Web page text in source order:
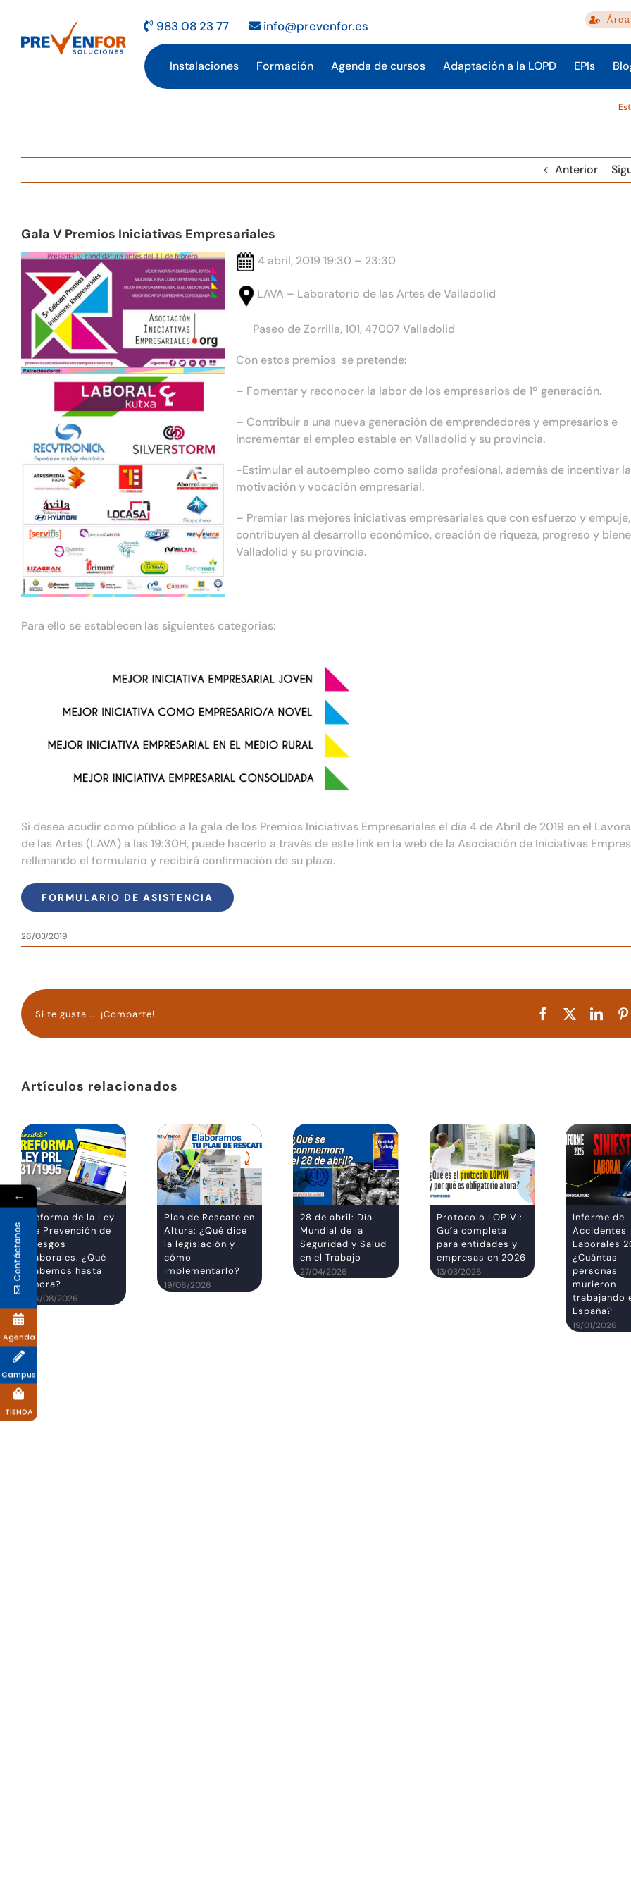
contenido
983 08 23 77 info@prevenfor.es
Instalaciones Formación Agenda de cursos Adaptación a la LOPD EPIs
Anterior
Gala V Premios Iniciativas Empresariales
4 abril, 2019 19:30 – 23:30
LAVA – Laboratorio de las Artes de Valladolid
Paseo de Zorrilla, 101, 47007 Valladolid
Con estos premios se pretende:
– Fomentar y reconocer la labor de los empresarios de 1ª generación.
– Contribuir a una nueva generación de emprendedores y empresarios e
incrementar el empleo estable en Valladolid y su provincia.
-Estimular el autoempleo como salida profesional, además de incentivar la
motivación y vocación empresarial.
– Premiar las mejores iniciativas empresariales que con esfuerzo y empuje,
contribuyen al desarrollo económico, creación de riqueza, progreso y
Valladolid y su provincia.
Para ello se establecen las siguientes categorías:
Si desea acudir como público a la gala de los Premios Iniciativas Empresariales el día 4 de Abril de 2019 en el
de las Artes (LAVA) a las 19:30H, puede hacerlo a través de este link en la web de la Asociación de Iniciativas
rellenando el formulario y recibirá confirmación de su plaza.
FORMULARIO DE ASISTENCIA
26/03/2019
Si te gusta ... ¡Comparte! Facebook
X
Artículos relacionados
Reforma de la Ley
de Prevención de
Riesgos
Laborales. ¿Qué
sabemos hasta
ahora?
06/08/2026
Plan de Rescate en
Altura: ¿Qué dice
la legislación y
cómo
implementarlo?
19/06/2026
28 de abril: Día
Mundial de la
Seguridad y Salud
en el Trabajo
27/04/2026
Protocolo LOPIVI:
Guía completa
para entidades y
empresas en 2026
13/03/2026
Informe de
Accidentes
Laborales
¿Cuántas
personas
murieron
trabajando
España?
19/01/2026
←
Contáctanos
Agenda
Campus
TIENDA